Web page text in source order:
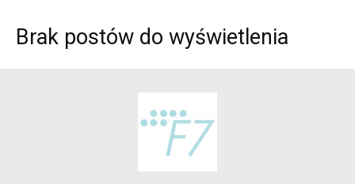
Brak postów do wyświetlenia